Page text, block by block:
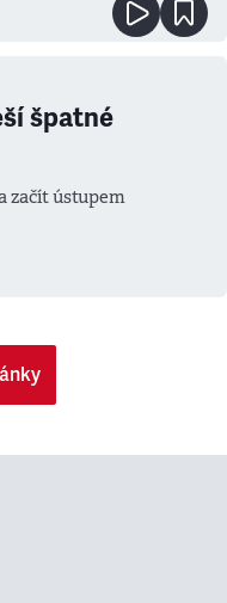
špatné
začít ústupem